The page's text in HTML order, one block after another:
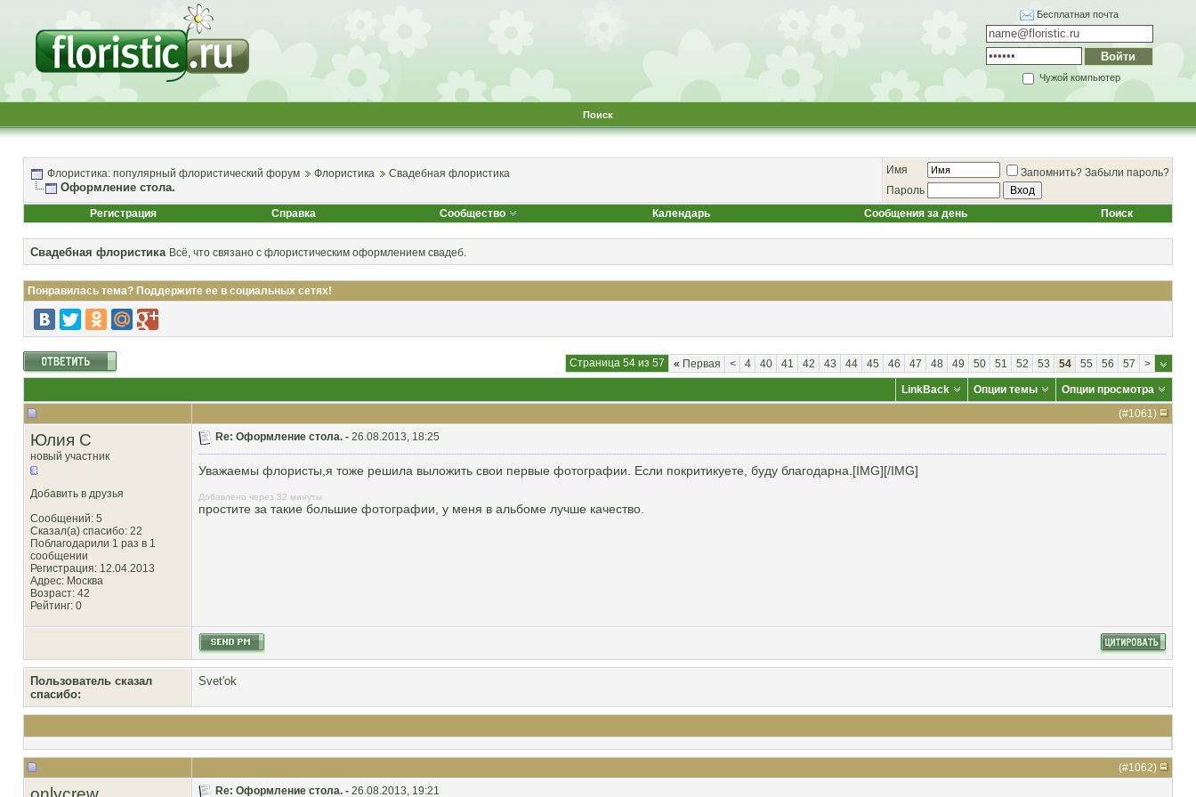
Бесплатная почта
Чужой компьютер
Поиск
Флористика: популярный флористический форум Флористика Свадебная флористика
Оформление стола.
Имя Запомнить? Забыли пароль?
Пароль
Регистрация
Справка Сообщество Календарь Сообщения за день Поиск
Свадебная флористика Всё, что связано с флористическим оформлением свадеб.
Понравилась тема? Поддержите ее в социальных сетях!
Страница 54 из 57 « Первая < 4 40 41 42 43 44 45 46 47 48 49 50 51 52 53 54 55 56 57 >
LinkBack Опции темы
Опции просмотра
(#1061)
Юлия С
новый участник
Добавить в друзья
Сообщений: 5
Сказал(а) спасибо: 22
Поблагодарили 1 раз в 1
сообщении
Регистрация: 12.04.2013
Адрес: Москва
Возраст: 42
Рейтинг: 0
Re: Оформление стола. - 26.08.2013, 18:25
Уважаемы флористы,я тоже решила выложить свои первые фотографии. Если покритикуете, буду благодарна.[IMG][/IMG]
Добавлено через 32 минуты
простите за такие большие фотографии, у меня в альбоме лучше качество.
Пользователь сказал
cпасибо:
Svet'ok
(#1062)
Re: Оформление стола. - 26.08.2013, 19:21